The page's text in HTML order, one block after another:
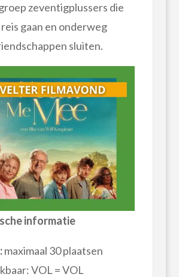
zeventigplussers die
reis gaan en onderweg
sluiten.
informatie
maximaal 30 plaatsen
VOL = VOL